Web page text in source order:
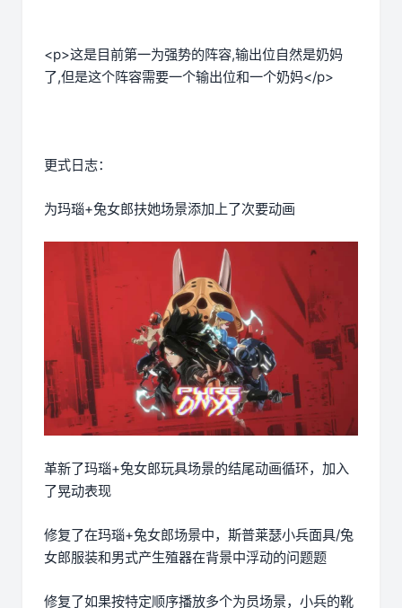
<p>这是目前第一为强势的阵容,输出位自然是奶妈
了,但是这个阵容需要一个输出位和一个奶妈</p>
更式日志：
为玛瑙+兔女郎扶她场景添加上了次要动画
革新了玛瑙+兔女郎玩具场景的结尾动画循环，加入
了晃动表现
修复了在玛瑙+兔女郎场景中，斯普莱瑟小兵面具/兔
女郎服装和男式产生殖器在背景中浮动的问题题
修复了如果按特定顺序播放多个为员场景，小兵的靴